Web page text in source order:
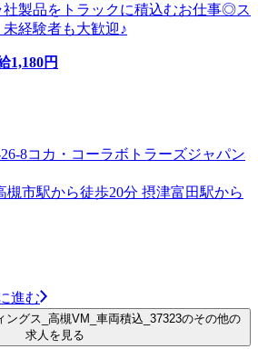
社製品をトラックに積込むお仕事◎ス
経験者も大歓迎♪
1,180円
8コカ・コーラボトラーズジャパン
槻市駅から徒歩20分 摂津富田駅から
進む
ングス_高槻VM_車両積込_37323のその他の
求人を見る